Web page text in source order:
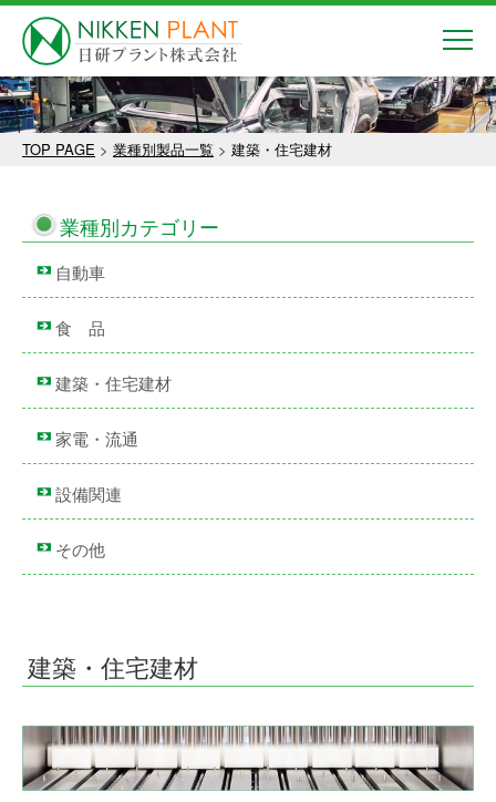
TOP PAGE > 業種別製品一覧 > 建築・住宅建材
業種別カテゴリー
自動車
食 品
建築・住宅建材
家電・流通
設備関連
その他
建築・住宅建材